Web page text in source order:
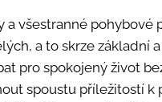
všestranné pohybové
a to skrze základní
pro spokojený život
spoustu příležitostí k